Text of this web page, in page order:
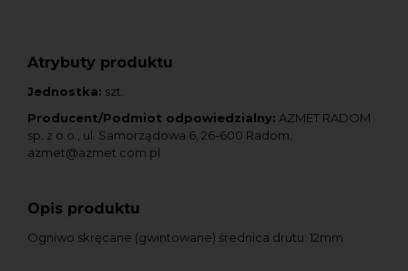
Atrybuty produktu
Jednostka: szt.
Producent/Podmiot odpowiedzialny: AZMET RADOM
sp. z o.o., ul. Samorządowa 6, 26-600 Radom,
azmet@azmet.com.pl
Opis produktu
Ogniwo skręcane (gwintowane) średnica drutu: 12mm